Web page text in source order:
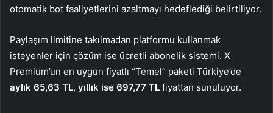
otomatik bot faaliyetlerini azaltmayı hedeflediği belirtiliyor.
Paylaşım limitine takılmadan platformu kullanmak
isteyenler için çözüm ise ücretli abonelik sistemi. X
Premium’un en uygun fiyatlı “Temel” paketi Türkiye’de
aylık 65,63 TL, yıllık ise 697,77 TL fiyattan sunuluyor.